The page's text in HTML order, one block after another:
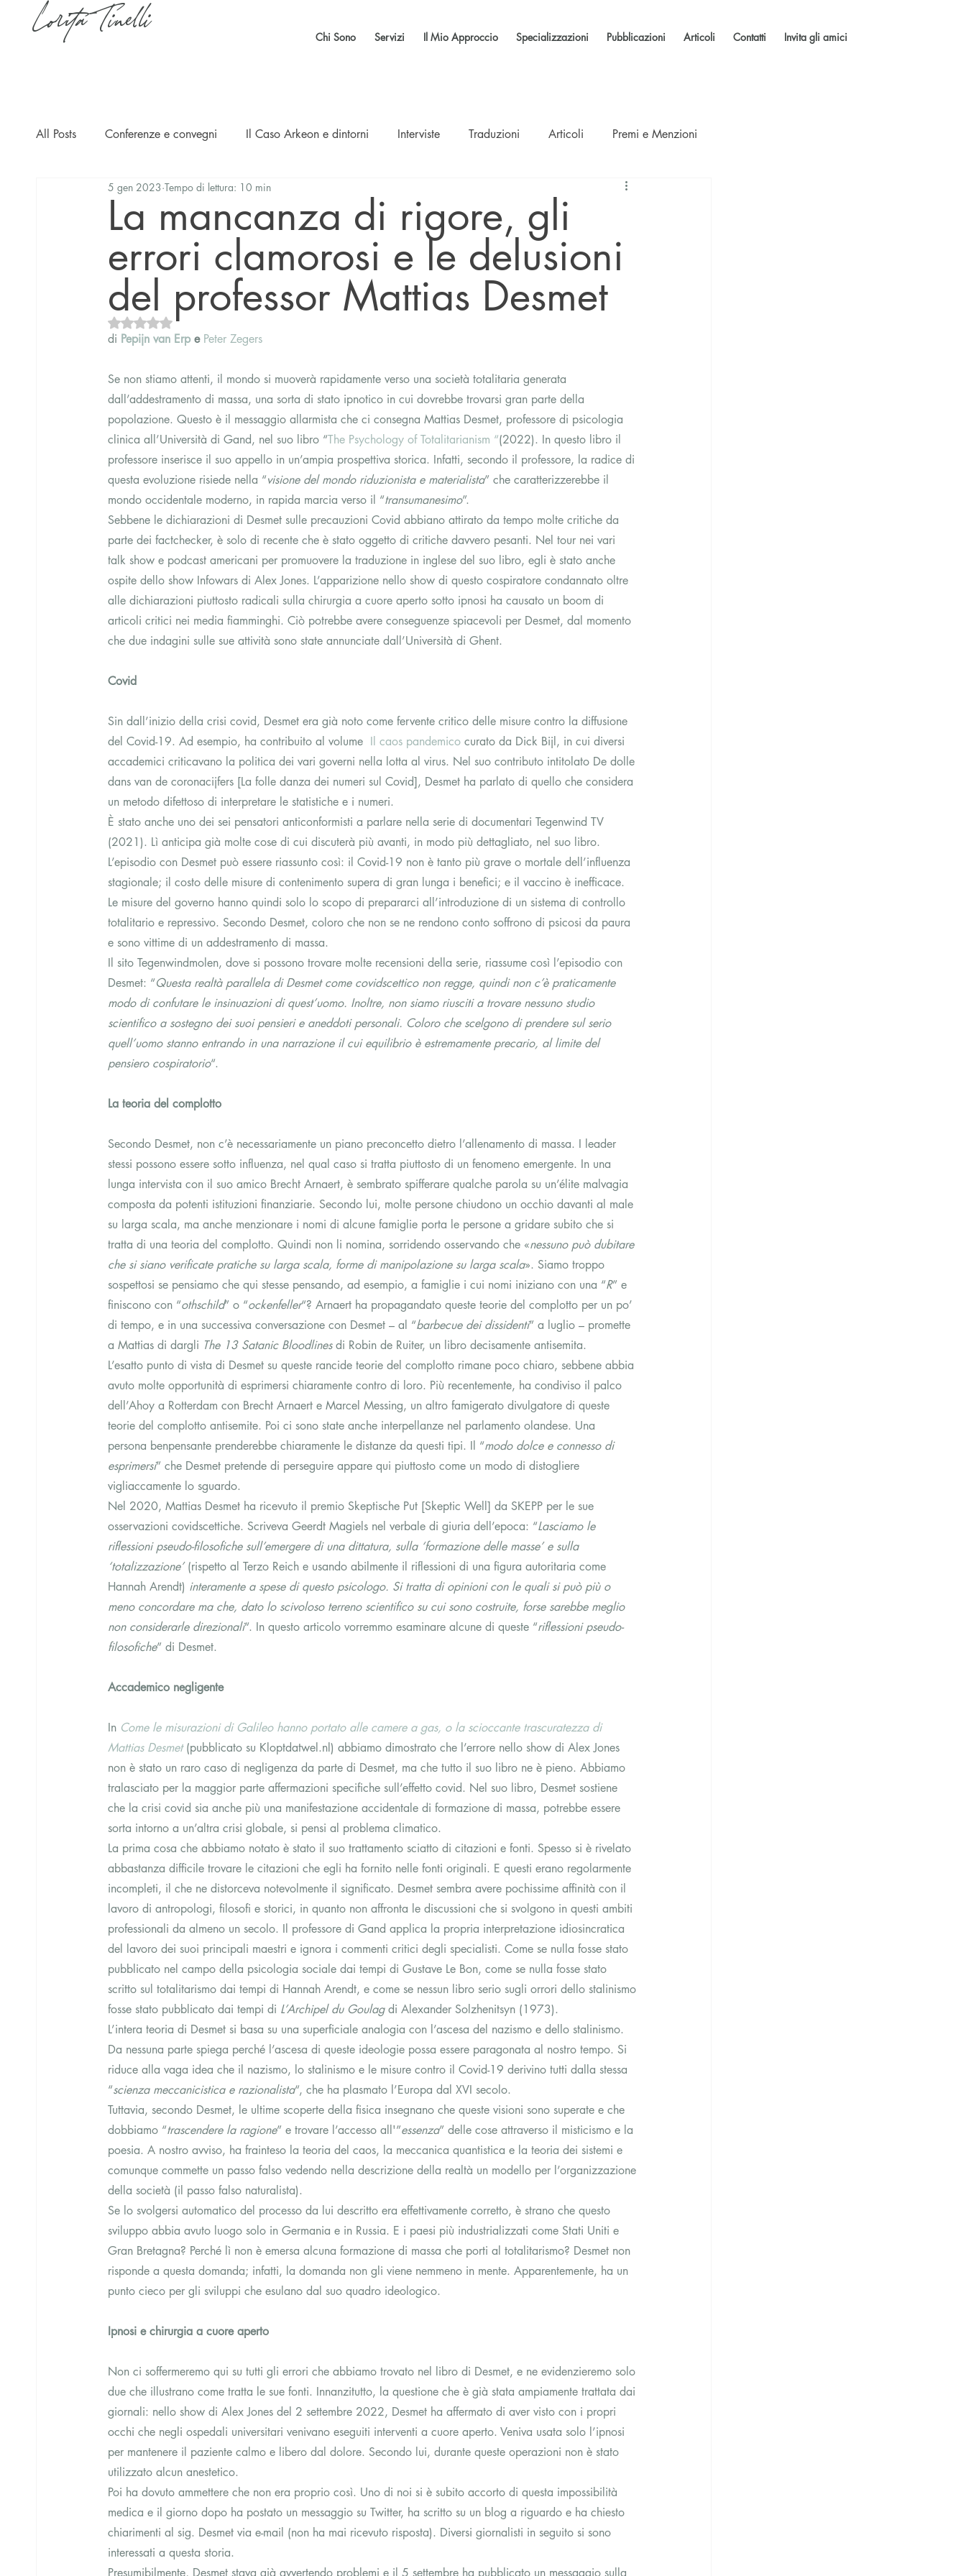
Lorita Tinelli Chi Sono Servizi Il Mio Approccio Specializzazioni Pubblicazioni Articoli Contatti Invita gli amici
All Posts Conferenze e convegni Il Caso Arkeon e dintorni Interviste Traduzioni Articoli Premi e Menzioni
Ripercussioni Articoli in inglese
La mancanza di rigore, gli
errori clamorosi e le delusioni
del professor Mattias Desmet
5 gen 2023 Tempo di lettura: 10 min
Valutazione NaN stelle su 5.
di Pepijn van Erp e Peter Zegers
Se non stiamo attenti, il mondo si muoverà rapidamente verso una società totalitaria generata
dall’addestramento di massa, una sorta di stato ipnotico in cui dovrebbe trovarsi gran parte della
popolazione. Questo è il messaggio allarmista che ci consegna Mattias Desmet, professore di psicologia
clinica all’Università di Gand, nel suo libro “The Psychology of Totalitarianism “(2022). In questo libro il
professore inserisce il suo appello in un’ampia prospettiva storica. Infatti, secondo il professore, la radice di
questa evoluzione risiede nella “visione del mondo riduzionista e materialista” che caratterizzerebbe il
mondo occidentale moderno, in rapida marcia verso il “transumanesimo”.
Sebbene le dichiarazioni di Desmet sulle precauzioni Covid abbiano attirato da tempo molte critiche da
parte dei factchecker, è solo di recente che è stato oggetto di critiche davvero pesanti. Nel tour nei vari
talk show e podcast americani per promuovere la traduzione in inglese del suo libro, egli è stato anche
ospite dello show Infowars di Alex Jones. L’apparizione nello show di questo cospiratore condannato oltre
alle dichiarazioni piuttosto radicali sulla chirurgia a cuore aperto sotto ipnosi ha causato un boom di
articoli critici nei media fiamminghi. Ciò potrebbe avere conseguenze spiacevoli per Desmet, dal momento
che due indagini sulle sue attività sono state annunciate dall’Università di Ghent.
Covid
Sin dall’inizio della crisi covid, Desmet era già noto come fervente critico delle misure contro la diffusione
del Covid-19. Ad esempio, ha contribuito al volume Il caos pandemico curato da Dick Bijl, in cui diversi
accademici criticavano la politica dei vari governi nella lotta al virus. Nel suo contributo intitolato De dolle
dans van de coronacijfers [La folle danza dei numeri sul Covid], Desmet ha parlato di quello che considera
un metodo difettoso di interpretare le statistiche e i numeri.
È stato anche uno dei sei pensatori anticonformisti a parlare nella serie di documentari Tegenwind TV
(2021). Lì anticipa già molte cose di cui discuterà più avanti, in modo più dettagliato, nel suo libro.
L’episodio con Desmet può essere riassunto così: il Covid-19 non è tanto più grave o mortale dell’influenza
stagionale; il costo delle misure di contenimento supera di gran lunga i benefici; e il vaccino è inefficace.
Le misure del governo hanno quindi solo lo scopo di prepararci all’introduzione di un sistema di controllo
totalitario e repressivo. Secondo Desmet, coloro che non se ne rendono conto soffrono di psicosi da paura
e sono vittime di un addestramento di massa.
Il sito Tegenwindmolen, dove si possono trovare molte recensioni della serie, riassume così l’episodio con
Desmet: “Questa realtà parallela di Desmet come covidscettico non regge, quindi non c’è praticamente
modo di confutare le insinuazioni di quest’uomo. Inoltre, non siamo riusciti a trovare nessuno studio
scientifico a sostegno dei suoi pensieri e aneddoti personali. Coloro che scelgono di prendere sul serio
quell’uomo stanno entrando in una narrazione il cui equilibrio è estremamente precario, al limite del
pensiero cospiratorio“.
La teoria del complotto
Secondo Desmet, non c’è necessariamente un piano preconcetto dietro l’allenamento di massa. I leader
stessi possono essere sotto influenza, nel qual caso si tratta piuttosto di un fenomeno emergente. In una
lunga intervista con il suo amico Brecht Arnaert, è sembrato spifferare qualche parola su un’élite malvagia
composta da potenti istituzioni finanziarie. Secondo lui, molte persone chiudono un occhio davanti al male
su larga scala, ma anche menzionare i nomi di alcune famiglie porta le persone a gridare subito che si
tratta di una teoria del complotto. Quindi non li nomina, sorridendo osservando che «nessuno può dubitare
che si siano verificate pratiche su larga scala, forme di manipolazione su larga scala». Siamo troppo
sospettosi se pensiamo che qui stesse pensando, ad esempio, a famiglie i cui nomi iniziano con una “R” e
finiscono con “othschild” o “ockenfeller“? Arnaert ha propagandato queste teorie del complotto per un po’
di tempo, e in una successiva conversazione con Desmet – al “barbecue dei dissidenti” a luglio – promette
a Mattias di dargli The 13 Satanic Bloodlines di Robin de Ruiter, un libro decisamente antisemita.
L’esatto punto di vista di Desmet su queste rancide teorie del complotto rimane poco chiaro, sebbene abbia
avuto molte opportunità di esprimersi chiaramente contro di loro. Più recentemente, ha condiviso il palco
dell’Ahoy a Rotterdam con Brecht Arnaert e Marcel Messing, un altro famigerato divulgatore di queste
teorie del complotto antisemite. Poi ci sono state anche interpellanze nel parlamento olandese. Una
persona benpensante prenderebbe chiaramente le distanze da questi tipi. Il “modo dolce e connesso di
esprimersi” che Desmet pretende di perseguire appare qui piuttosto come un modo di distogliere
vigliaccamente lo sguardo.
Nel 2020, Mattias Desmet ha ricevuto il premio Skeptische Put [Skeptic Well] da SKEPP per le sue
osservazioni covidscettiche. Scriveva Geerdt Magiels nel verbale di giuria dell’epoca: “Lasciamo le
riflessioni pseudo-filosofiche sull’emergere di una dittatura, sulla ‘formazione delle masse’ e sulla
‘totalizzazione’ (rispetto al Terzo Reich e usando abilmente il riflessioni di una figura autoritaria come
Hannah Arendt) interamente a spese di questo psicologo. Si tratta di opinioni con le quali si può più o
meno concordare ma che, dato lo scivoloso terreno scientifico su cui sono costruite, forse sarebbe meglio
non considerarle direzionali“. In questo articolo vorremmo esaminare alcune di queste “riflessioni pseudo-
filosofiche” di Desmet.
Accademico negligente
In Come le misurazioni di Galileo hanno portato alle camere a gas, o la scioccante trascuratezza di
Mattias Desmet (pubblicato su Kloptdatwel.nl) abbiamo dimostrato che l’errore nello show di Alex Jones
non è stato un raro caso di negligenza da parte di Desmet, ma che tutto il suo libro ne è pieno. Abbiamo
tralasciato per la maggior parte affermazioni specifiche sull’effetto covid. Nel suo libro, Desmet sostiene
che la crisi covid sia anche più una manifestazione accidentale di formazione di massa, potrebbe essere
sorta intorno a un’altra crisi globale, si pensi al problema climatico.
La prima cosa che abbiamo notato è stato il suo trattamento sciatto di citazioni e fonti. Spesso si è rivelato
abbastanza difficile trovare le citazioni che egli ha fornito nelle fonti originali. E questi erano regolarmente
incompleti, il che ne distorceva notevolmente il significato. Desmet sembra avere pochissime affinità con il
lavoro di antropologi, filosofi e storici, in quanto non affronta le discussioni che si svolgono in questi ambiti
professionali da almeno un secolo. Il professore di Gand applica la propria interpretazione idiosincratica
del lavoro dei suoi principali maestri e ignora i commenti critici degli specialisti. Come se nulla fosse stato
pubblicato nel campo della psicologia sociale dai tempi di Gustave Le Bon, come se nulla fosse stato
scritto sul totalitarismo dai tempi di Hannah Arendt, e come se nessun libro serio sugli orrori dello stalinismo
fosse stato pubblicato dai tempi di L’Archipel du Goulag di Alexander Solzhenitsyn (1973).
L’intera teoria di Desmet si basa su una superficiale analogia con l’ascesa del nazismo e dello stalinismo.
Da nessuna parte spiega perché l’ascesa di queste ideologie possa essere paragonata al nostro tempo. Si
riduce alla vaga idea che il nazismo, lo stalinismo e le misure contro il Covid-19 derivino tutti dalla stessa
“scienza meccanicistica e razionalista“, che ha plasmato l’Europa dal XVI secolo.
Tuttavia, secondo Desmet, le ultime scoperte della fisica insegnano che queste visioni sono superate e che
dobbiamo “trascendere la ragione” e trovare l’accesso all'”essenza” delle cose attraverso il misticismo e la
poesia. A nostro avviso, ha frainteso la teoria del caos, la meccanica quantistica e la teoria dei sistemi e
comunque commette un passo falso vedendo nella descrizione della realtà un modello per l’organizzazione
della società (il passo falso naturalista).
Se lo svolgersi automatico del processo da lui descritto era effettivamente corretto, è strano che questo
sviluppo abbia avuto luogo solo in Germania e in Russia. E i paesi più industrializzati come Stati Uniti e
Gran Bretagna? Perché lì non è emersa alcuna formazione di massa che porti al totalitarismo? Desmet non
risponde a questa domanda; infatti, la domanda non gli viene nemmeno in mente. Apparentemente, ha un
punto cieco per gli sviluppi che esulano dal suo quadro ideologico.
Ipnosi e chirurgia a cuore aperto
Non ci soffermeremo qui su tutti gli errori che abbiamo trovato nel libro di Desmet, e ne evidenzieremo solo
due che illustrano come tratta le sue fonti. Innanzitutto, la questione che è già stata ampiamente trattata dai
giornali: nello show di Alex Jones del 2 settembre 2022, Desmet ha affermato di aver visto con i propri
occhi che negli ospedali universitari venivano eseguiti interventi a cuore aperto. Veniva usata solo l’ipnosi
per mantenere il paziente calmo e libero dal dolore. Secondo lui, durante queste operazioni non è stato
utilizzato alcun anestetico.
Poi ha dovuto ammettere che non era proprio così. Uno di noi si è subito accorto di questa impossibilità
medica e il giorno dopo ha postato un messaggio su Twitter, ha scritto su un blog a riguardo e ha chiesto
chiarimenti al sig. Desmet via e-mail (non ha mai ricevuto risposta). Diversi giornalisti in seguito si sono
interessati a questa storia.
Presumibilmente, Desmet stava già avvertendo problemi e il 5 settembre ha pubblicato un messaggio sulla